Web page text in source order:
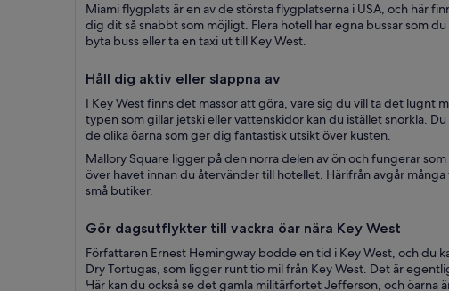
Miami flygplats är en av de största flygplatserna i USA, och här
dig dit så snabbt som möjligt. Flera hotell har egna bussar som
byta buss eller ta en taxi ut till Key West.
Håll dig aktiv eller slappna av
I Key West finns det massor att göra, vare sig du vill ta det lugnt
typen som gillar jetski eller vattenskidor kan du istället snorkla.
de olika öarna som ger dig fantastisk utsikt över kusten.
Mallory Square ligger på den norra delen av ön och fungerar
över havet innan du återvänder till hotellet. Härifrån avgår
små butiker.
Gör dagsutflykter till vackra öar nära Key West
Författaren Ernest Hemingway bodde en tid i Key West, och du
Dry Tortugas, som ligger runt tio mil från Key West. Det är
Här kan du också se det gamla militärfortet Jefferson, och öarna